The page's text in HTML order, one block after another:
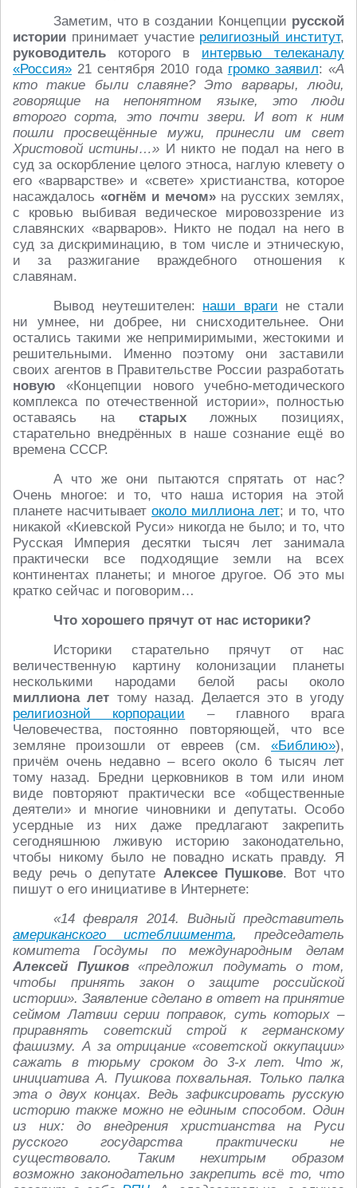
Заметим, что в создании Концепции русской
истории принимает участие религиозный институт,
руководитель которого в интервью телеканалу
«Россия» 21 сентября 2010 года громко заявил:«А
кто такие были славяне? Это варвары, люди,
говорящие на непонятном языке, это люди
второго сорта, это почти звери. И вот к ним
пошли просвещённые мужи, принесли им свет
Христовой истины…» И никто не подал на него в
суд за оскорбление целого этноса, наглую клевету о
его «варварстве» и «свете» христианства, которое
насаждалось «огнём и мечом»на русских землях,
с кровью выбивая ведическое мировоззрение из
славянских «варваров». Никто не подал на него в
суд за дискриминацию, в том числе и этническую,
и за разжигание враждебного отношения к
славянам.
Вывод неутешителен: наши враги не стали
ни умнее, ни добрее, ни снисходительнее. Они
остались такими же непримиримыми, жестокими и
решительными. Именно поэтому они заставили
своих агентов в Правительстве России разработать
новую «Концепции нового учебно-методического
комплекса по отечественной истории», полностью
оставаясь на старыхложных позициях,
старательно внедрённых в наше сознание ещё во
времена СССР.
А что же они пытаются спрятать от нас?
Очень многое: и то, что наша история на этой
планете насчитывает около миллиона лет; и то, что
никакой «Киевской Руси» никогда не было; и то, что
Русская Империя десятки тысяч лет занимала
практически все подходящие земли на всех
континентах планеты; и многое другое. Об это мы
кратко сейчас и поговорим…
Что хорошего прячут от нас историки?
Историки старательно прячут от нас
величественную картину колонизации планеты
несколькими народами белой расы около
миллиона лет тому назад. Делается это в угоду
религиозной корпорации – главного врага
Человечества, постоянно повторяющей, что все
земляне произошли от евреев (см. «Библию»),
причём очень недавно – всего около 6 тысяч лет
тому назад. Бредни церковников в том или ином
виде повторяют практически все «общественные
деятели» и многие чиновники и депутаты. Особо
усердные из них даже предлагают закрепить
сегодняшнюю лживую историю законодательно,
чтобы никому было не повадно искать правду. Я
веду речь о депутате Алексее Пушкове. Вот что
пишут о его инициативе в Интернете:
«14 февраля 2014. Видный представитель
американского истеблишмента, председатель
комитета Госдумы по международным делам
Алексей Пушков«предложил подумать о том,
чтобы принять закон о защите российской
истории». Заявление сделано в ответ на принятие
сеймом Латвии серии поправок, суть которых –
приравнять советский строй к германскому
фашизму. А за отрицание «советской оккупации»
сажать в тюрьму сроком до 3-х лет. Что ж,
инициатива А. Пушкова похвальная. Только палка
эта о двух концах. Ведь зафиксировать русскую
историю также можно не единым способом. Один
из них: до внедрения христианства на Руси
русского государства практически не
существовало. Таким нехитрым образом
возможно законодательно закрепить всё то, что